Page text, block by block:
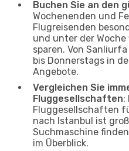
Buchen Sie an den
Wochenenden und
Flugreisenden
und unter der
sparen. Von
bis Donnerstags in
Angebote.
Vergleichen Sie
Fluggesellschaften:
Fluggesellschaften
nach Istanbul ist
Suchmaschine
im Überblick.